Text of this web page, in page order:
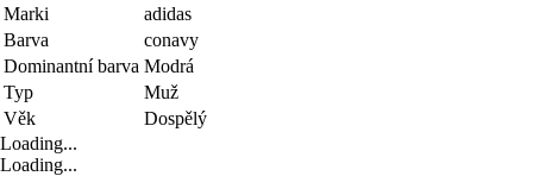
Marki
adidas
Barva
conavy
Dominantní barva Modrá
Typ
Muž
Věk
Dospělý
Loading...
Loading...